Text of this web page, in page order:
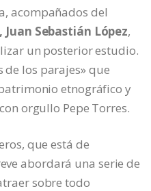
acompañados del
Sebastián López,
un posterior estudio.
los parajes» que
etnográfico y
orgullo Pepe Torres.
que está de
abordará una serie de
sobre todo